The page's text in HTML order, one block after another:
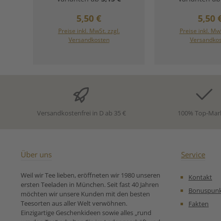
Exotnefruchtstücke bringen
Zitronenfruchtauszüge und
etwas Hibiskus verleihen
angenehm zarte
unbeschwertes
Geschmackserlebnis.
Zutaten:Apfelstücke,
Ananaswürfel (Ananas,
cke, Hagebuttenschalen,
Hibiskusblüten, gefr.-getr.
Erdbeerscheiben, gefr.-getr.
Cranberryscheiben Unsere
Zubereitungsempfehlung
für Milden Früchtetee
Regulärer Preis:
5,50 €
Preise inkl. MwSt. zzgl.
Versandkosten
In den Warenkorb
natürlichen,
ohne
aus. Durch ein
aufgegossen
Eistee – dieser
echter
erfreut sich das
5,50
Preise inkl.
In den
Versandkostenfrei in D ab 35 € 100% Top-
Über uns
Weil wir Tee lieben, eröffneten wir 1980 unseren
ersten Teeladen in München. Seit fast 40 Jahren
möchten wir unsere Kunden mit den besten
Teesorten aus aller Welt verwöhnen.
Einzigartige Geschenkideen sowie alles „rund
Service
Kontakt
Fakten